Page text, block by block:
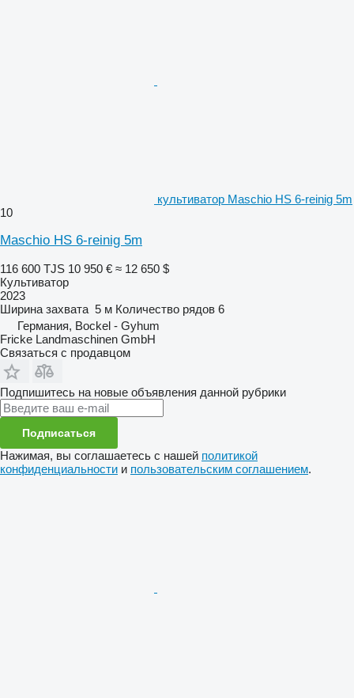
культиватор Maschio HS 6-reinig 5m
10
Maschio HS 6-reinig 5m
116 600 TJS 10 950 € ≈ 12 650 $
Культиватор
2023
Ширина захвата 5 м Количество рядов 6
Германия, Bockel - Gyhum
Fricke Landmaschinen GmbH
Связаться с продавцом
Подпишитесь на новые объявления данной рубрики
Подписаться
Нажимая, вы соглашаетесь с нашей политикой
конфиденциальности и пользовательским соглашением.